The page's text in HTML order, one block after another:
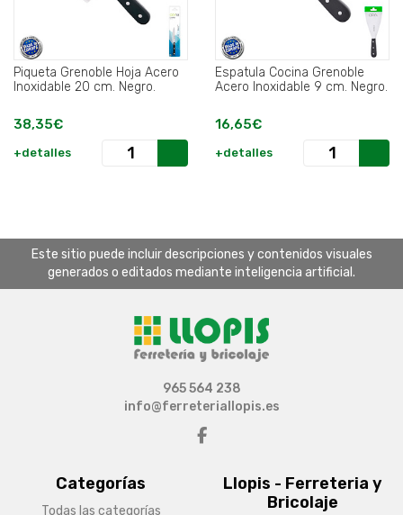
Piqueta Grenoble Hoja Acero
Inoxidable 20 cm. Negro.
38,35€
+detalles
Espatula Cocina Grenoble
Acero Inoxidable 9 cm. Negro.
16,65€
+detalles
Este sitio puede incluir descripciones y contenidos visuales
generados o editados mediante inteligencia artificial.
Categorías
Todas las categorías
Llopis - Ferreteria y
Bricolaje
965 564 238
info@ferreteriallopis.es